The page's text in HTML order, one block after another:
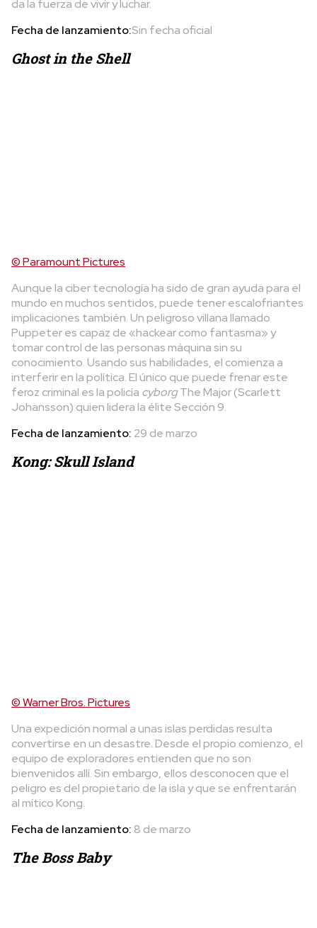
da la fuerza de vivir y luchar.
Fecha de lanzamiento:Sin fecha oficial
Ghost in the Shell
© Paramount Pictures
Aunque la ciber tecnología ha sido de gran ayuda para el
mundo en muchos sentidos, puede tener escalofriantes
implicaciones también. Un peligroso villana llamado
Puppeter es capaz de «hackear como fantasma» y
tomar control de las personas máquina sin su
conocimiento. Usando sus habilidades, el comienza a
interferir en la política. El único que puede frenar este
feroz criminal es la policía cyborgThe Major (Scarlett
Johansson) quien lidera la élite Sección 9.
Fecha de lanzamiento: 29 de marzo
Kong: Skull Island
© Warner Bros. Pictures
Una expedición normal a unas islas perdidas resulta
convertirse en un desastre. Desde el propio comienzo, el
equipo de exploradores entienden que no son
bienvenidos allí. Sin embargo, ellos desconocen que el
peligro es del propietario de la isla y que se enfrentarán
al mítico Kong.
Fecha de lanzamiento: 8 de marzo
The Boss Baby